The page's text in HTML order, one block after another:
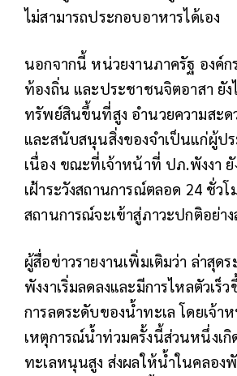
ไม่สามารถประกอบอาหารได้เอง
นอกจากนี้ หน่วยงานภาครัฐ องค์ก
ท้องถิ่น และประชาชนจิตอาสา ยัง
ทรัพย์สินขึ้นที่สูง อำนวยความสะด
และสนับสนุนสิ่งของจำเป็นแก่ผู้ป
เนื่อง ขณะที่เจ้าหน้าที่ ปภ.พังงา ยั
เฝ้าระวังสถานการณ์ตลอด 24 ชั่วโ
สถานการณ์จะเข้าสู่ภาวะปกติอย่า
ผู้สื่อข่าวรายงานเพิ่มเติมว่า ล่าสุด
พังงาเริ่มลดลงและมีการไหลตัวเร็
การลดระดับของน้ำทะเล โดยเจ้า
เหตุการณ์น้ำท่วมครั้งนี้ส่วนหนึ่งเกิ
ทะเลหนุนสูง ส่งผลให้น้ำในคลอง